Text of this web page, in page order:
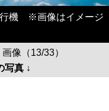
行機 ※画像はイメージ
像（13/33）
写真 ↓